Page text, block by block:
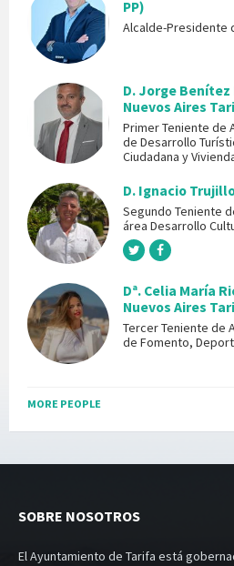
PP)
Alcalde-Presidente
D. Jorge
Nuevos Aires
Primer Teniente de
de Desarrollo
Ciudadana y
D. Ignacio
Segundo Teniente
área Desarrollo
Dª. Celia María
Nuevos Aires
Tercer Teniente de
de Fomento,
MORE PEOPLE
SOBRE NOSOTROS
El Ayuntamiento de Tarifa está